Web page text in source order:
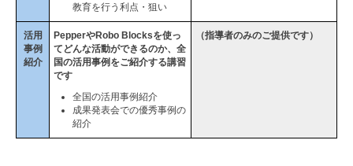
教育を行う利点・狙い
活用
事例
紹介
PepperやRobo Blocksを使っ
てどんな活動ができるのか、全
国の活用事例をご紹介する講習
です
全国の活用事例紹介
成果発表会での優秀事例の
紹介
（指導者のみのご提供です）